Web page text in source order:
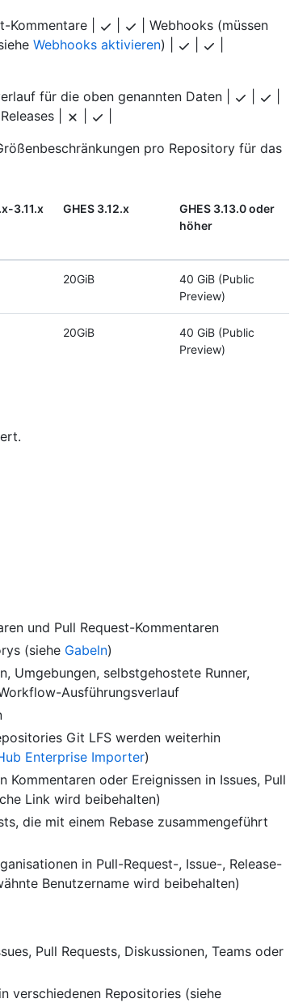
Kommentare |
| Webhooks (müssen
Webhooks aktivieren) |
für die oben genannten Daten |
Releases |
pro Repository für das
3.11.x GHES 3.12.x
GHES 3.13.0 oder
höher
20GiB
40 GiB (Public
Preview)
20GiB
40 GiB (Public
Preview)
und Pull Request-Kommentaren
(siehe Gabeln)
Umgebungen, selbstgehostete Runner,
Ausführungsverlauf
Git LFS werden weiterhin
Enterprise Importer)
oder Ereignissen in Issues, Pull
Link wird beibehalten)
die mit einem Rebase zusammengeführt
in Pull-Request-, Issue-, Release-
Benutzername wird beibehalten)
Pull Requests, Diskussionen, Teams oder
verschiedenen Repositories (siehe